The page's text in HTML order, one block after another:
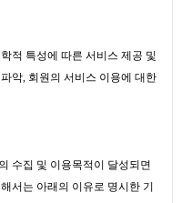
적 특성에 따른 서비스 제공 및
악, 회원의 서비스 이용에 대한
수집 및 이용목적이 달성되면
서는 아래의 이유로 명시한 기